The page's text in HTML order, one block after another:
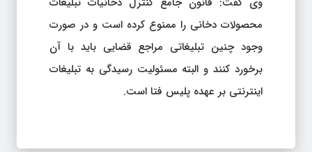
محصولات دخانی را ممنوع کرده است و در صورت
وجود چنین تبلیغاتی مراجع قضایی باید با آن
برخورد کنند و البته مسئولیت رسیدگی به تبلیغات
اینترنتی بر عهده پلیس فتا است.